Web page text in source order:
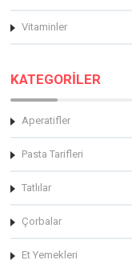
Vitaminler
KATEGORİLER
Aperatifler
Pasta Tarifleri
Tatlılar
Çorbalar
Et Yemekleri